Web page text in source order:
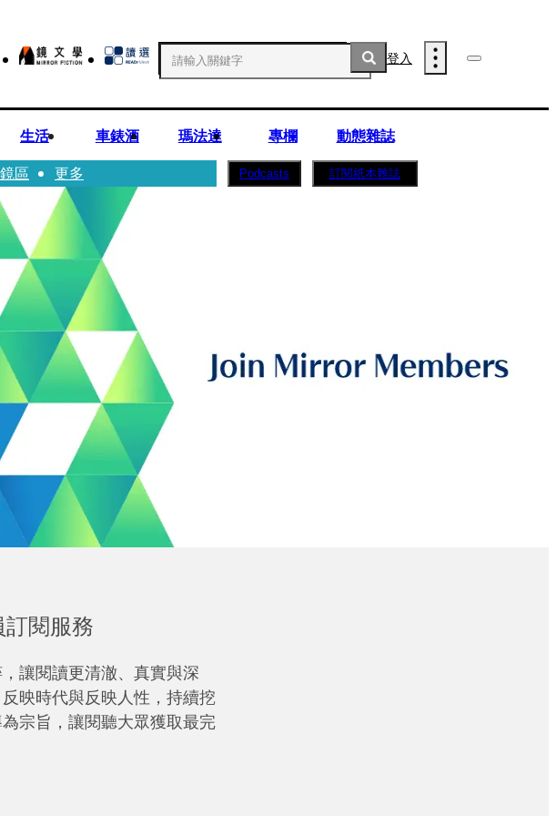
登入
生活 車錶酒 瑪法達 專欄
動態雜誌
區 更多 Podcasts 訂閱紙本雜誌
閱服務
讓閱讀更清澈、真實與深
映時代與反映人性，持續挖
宗旨，讓閱聽大眾獲取最完